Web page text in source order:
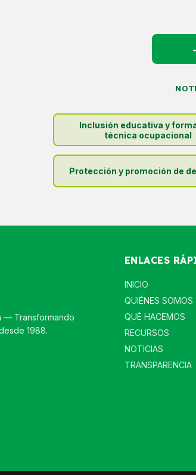
Inclusión educativa y
técnica ocupacional
Protección y promoción de
— Transformando
1988.
ENLACES
INICIO
QUIÉNES SOMOS
QUÉ HACEMOS
RECURSOS
NOTICIAS
TRANSPARENCIA